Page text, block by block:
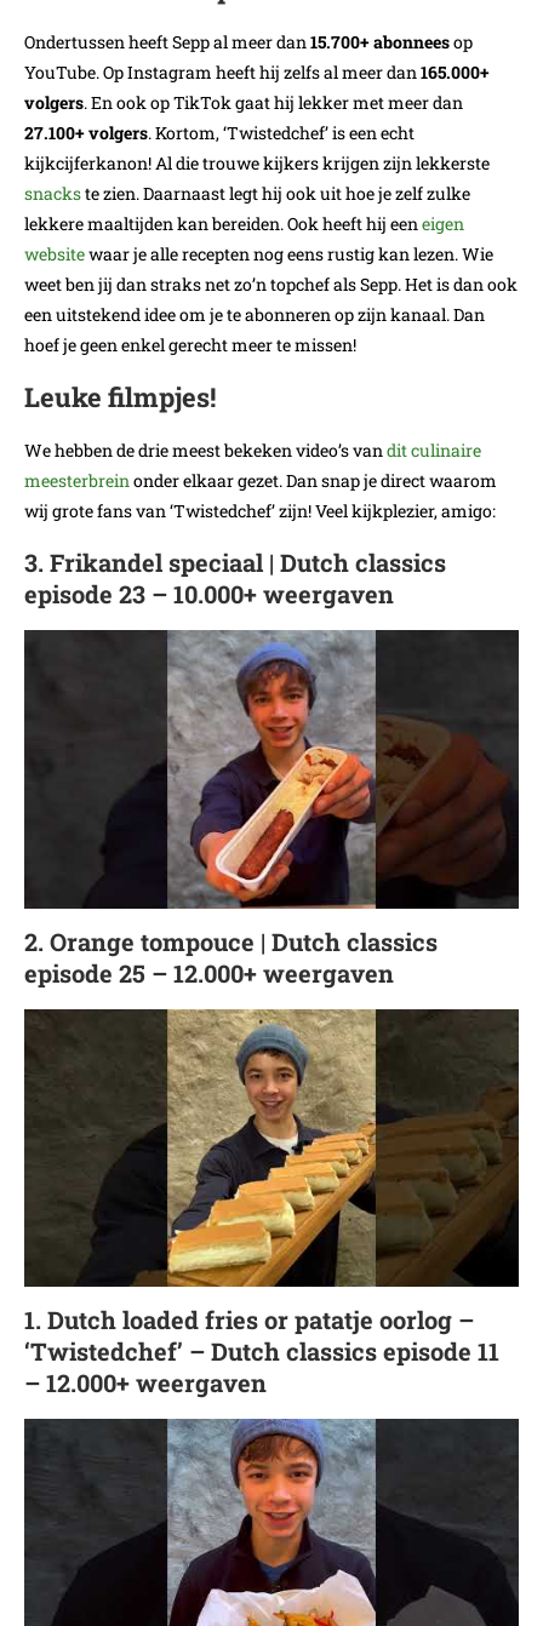
Ondertussen heeft Sepp al meer dan15.700+ abonneesop
YouTube. Op Instagram heeft hij zelfs al meer dan165.000+
volgers. En ook op TikTok gaat hij lekker met meer dan
27.100+ volgers. Kortom, ‘Twistedchef’ is een echt
kijkcijferkanon! Al die trouwe kijkers krijgen zijn lekkerste
snackste zien. Daarnaast legt hij ook uit hoe je zelf zulke
lekkere maaltijden kan bereiden. Ook heeft hij eeneigen
websitewaar je alle recepten nog eens rustig kan lezen. Wie
weet ben jij dan straks net zo’n topchef als Sepp. Het is dan ook
een uitstekend idee om je te abonneren op zijn kanaal. Dan
hoef je geen enkel gerecht meer te missen!
Leuke filmpjes!
We hebben de drie meest bekeken video’s vandit culinaire
meesterbreinonder elkaar gezet. Dan snap je direct waarom
wij grote fans van ‘Twistedchef’ zijn! Veel kijkplezier, amigo:
3. Frikandel speciaal | Dutch classics
episode 23 – 10.000+ weergaven
2. Orange tompouce | Dutch classics
episode 25 – 12.000+ weergaven
1. Dutch loaded fries or patatje oorlog –
‘Twistedchef’ – Dutch classics episode 11
– 12.000+ weergaven